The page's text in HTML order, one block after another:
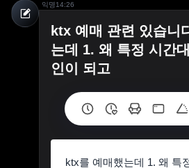
익명14:26
ktx 예매 관련 있습니
는데 1. 왜 특정 시간
인이 되고
ktx를 예매했는데 1. 왜 특